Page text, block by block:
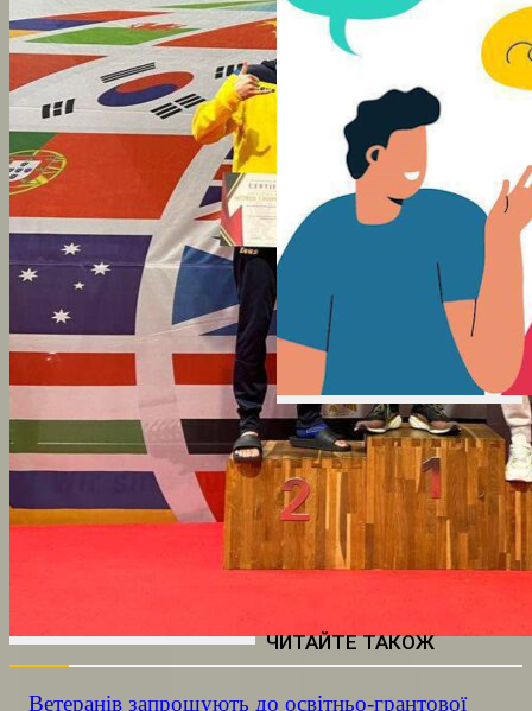
ЧИТАЙТЕ ТАКОЖ
Ветеранів запрошують до освітньо-грантової